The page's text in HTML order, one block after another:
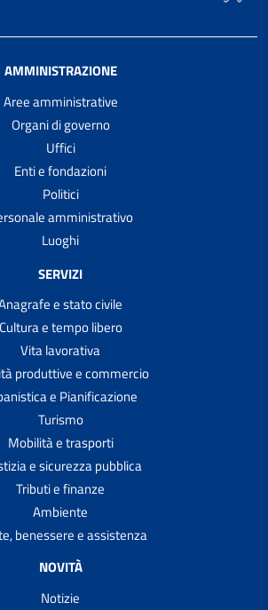
AMMINISTRAZIONE
Aree amministrative
Organi di governo
Uffici
Enti e fondazioni
Politici
amministrativo
Luoghi
SERVIZI
e stato civile
Cultura e tempo libero
Vita lavorativa
produttive e commercio
e Pianificazione
Turismo
Mobilità e trasporti
e sicurezza pubblica
Tributi e finanze
Ambiente
benessere e assistenza
NOVITÀ
Notizie